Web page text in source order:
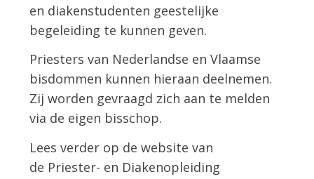
en diakenstudenten geestelijke
begeleiding te kunnen geven.
Priesters van Nederlandse en Vlaamse
bisdommen kunnen hieraan deelnemen.
Zij worden gevraagd zich aan te melden
via de eigen bisschop.
Lees verder op de website van
de Priester- en Diakenopleiding